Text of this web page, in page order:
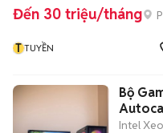
Đến 30 triệu/tháng
T TUYỀN
Bộ
Intel